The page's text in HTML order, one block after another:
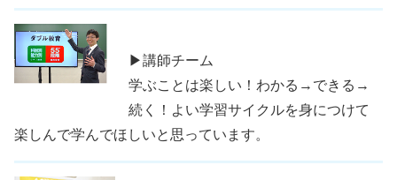
▶講師チーム
学ぶことは楽しい！わかる→できる→
続く！よい学習サイクルを身につけて
楽しんで学んでほしいと思っています。